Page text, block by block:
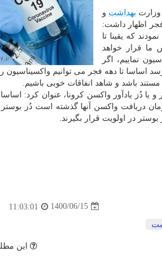
وزارت بهداشت و
اظهار داشت:
که یقینا تا
دسترس ما قرار خواهد
نماییم، اگر
اساسا تا دهه فجر می توانیم واکسیناسیون
مستند باشد و شاهد انفاقات خوبی باشیم.
یا دُز یادآور واکسن کرونا، عنوان کرد:
برای کادر درمانی کشور که ۶ ماه از زمان دریافت واکسن آنها
در اولویت قرار بگیرند.
1400/06/15
11:03:01
این